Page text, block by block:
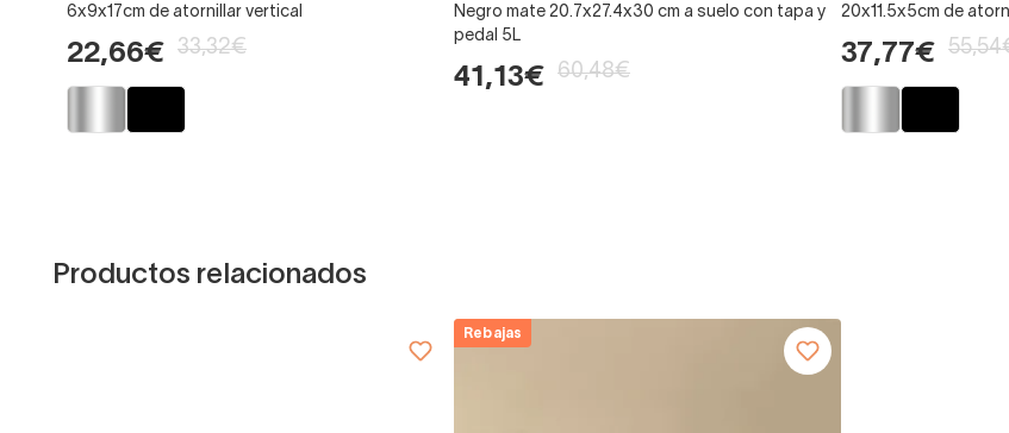
6x9x17cm de atornillar vertical
22,66€ 33,32€
Negro mate 20.7x27.4x30 cm a suelo con tapa y
pedal 5L
41,13€ 60,48€
20x11.5x5cm de
37,77€
Productos relacionados
Rebajas